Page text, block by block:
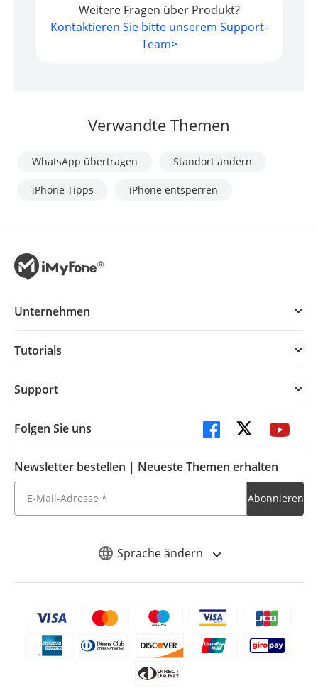
Weitere Fragen über Produkt?
Kontaktieren Sie bitte unserem Support-
Team>
Verwandte Themen
WhatsApp übertragen Standort ändern
iPhone Tipps iPhone entsperren
Sprache ändern
Unternehmen
Tutorials
Support
Folgen Sie uns
Newsletter bestellen | Neueste Themen erhalten